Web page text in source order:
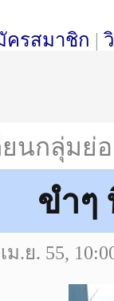
ครสมาชิก |
ยนกลุ่มย่
ขำๆ
ม.ย. 55,